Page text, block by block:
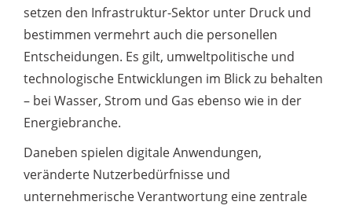
setzen den Infrastruktur-Sektor unter Druck und
bestimmen vermehrt auch die personellen
Entscheidungen. Es gilt, umweltpolitische und
technologische Entwicklungen im Blick zu behalten
– bei Wasser, Strom und Gas ebenso wie in der
Energiebranche.
Daneben spielen digitale Anwendungen,
veränderte Nutzerbedürfnisse und
unternehmerische Verantwortung eine zentrale